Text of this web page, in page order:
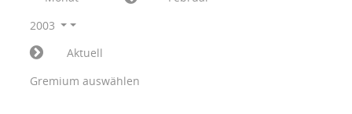
2003
Aktuell
Gremium auswählen